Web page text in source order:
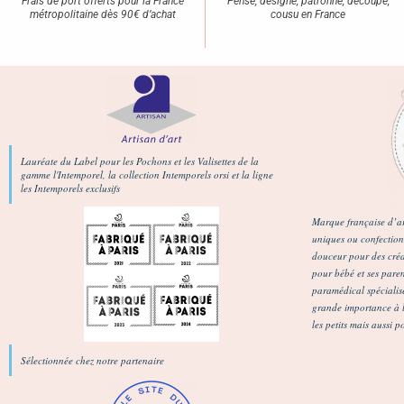
métropolitaine dès 90€ d’achat
cousu en France
Lauréate du Label pour les Pochons et les Valisettes de la
gamme l'Intemporel, la collection Intemporels orsi et la ligne
les Intemporels exclusifs
Sélectionnée chez notre partenaire
Marque française
uniques ou
douceur pour des
pour bébé et ses
paramédical
grande importance à
les petits mais aussi